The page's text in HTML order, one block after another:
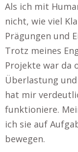
Als ich mit
nicht, wie viel
Prägungen und
Trotz meines
Projekte war da
Überlastung
hat mir
funktioniere.
ich sie auf
bewegen.